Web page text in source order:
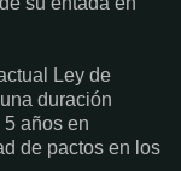
Ley de
duración
años en
de pactos en los